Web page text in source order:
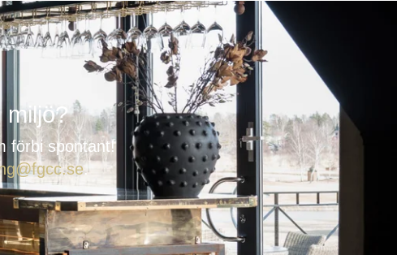
miljö?
förbi spontant!
.